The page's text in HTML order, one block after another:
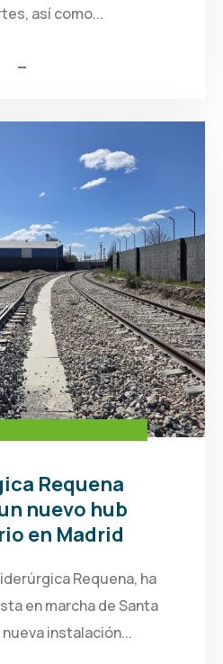
así como...
Requena
nuevo hub
en Madrid
Requena, ha
en marcha de Santa
instalación...